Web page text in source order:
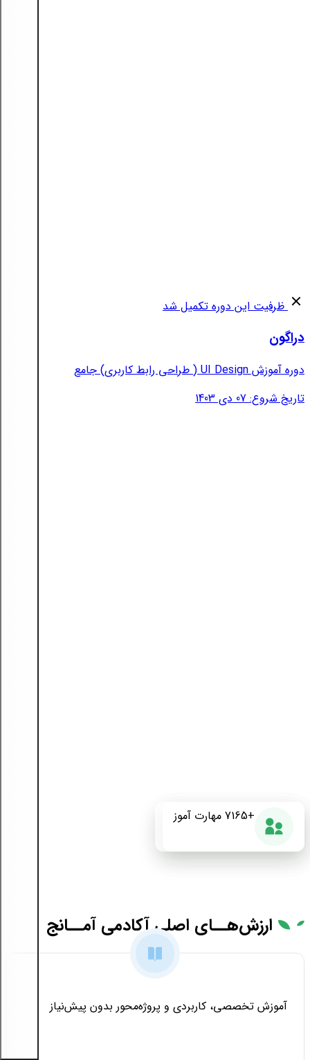
ظرفیت این دوره تکمیل شد
دراگون
دوره آموزش UI Design ( طراحی رابط کاربری) جامع
تاریخ شروع: 07 دی 1403
+175 دوره آموزشی 87% رضایت از دوره +7165 مهارت آموز
ارزش‌هــای اصلی آکادمی آمــانج
آموزش تخصصی، کاربردی و پروژه‌محور بدون پیش‌نیاز